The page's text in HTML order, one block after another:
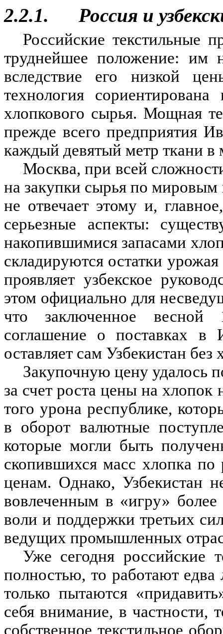
2.2.1. Россия и
Российские текстильные
труднейшее положение: им
вследствие его низкой
технология
хлопкового сырья. Мощная
прежде всего предприятия
каждый девятый метр ткани в
Москва, при всей
на закупки сырья по мировым
не отвечает этому и,
серьезные аспекты:
накопившимися запасами
складируются остатки
проявляет узбекское
этом официально для
что заключенное весной
соглашение о поставках
оставляет сам Узбекистан
Закупочную цену удалось
за счет роста цены на
того урона республике,
в оборот валютные
которые могли быть
скопившихся масс хлопка
ценам. Однако, Узбекистан
вовлеченным в «игру» более
воли и поддержки третьих
ведущих промышленных
Уже сегодня российские
полностью, то работают едва
только пытаются
себя внимание, в частности,
собственное текстильное